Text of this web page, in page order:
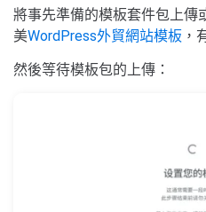
將事先準備的模板套件包上傳
美WordPress外貿網站模板 ，
然後等待模板包的上傳：